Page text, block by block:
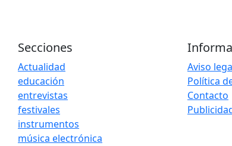
Secciones
Actualidad
educación
entrevistas
festivales
instrumentos
música electrónica
Aviso
Política
Contacto